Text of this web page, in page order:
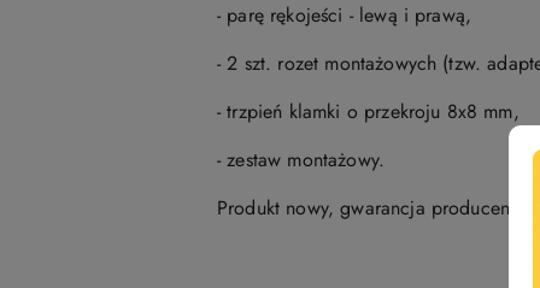
- parę rękojeści - lewą i prawą,
- 2 szt. rozet montażowych (tzw.
- trzpień klamki o przekroju 8x8 mm,
- zestaw montażowy.
Produkt nowy, gwarancja producenta